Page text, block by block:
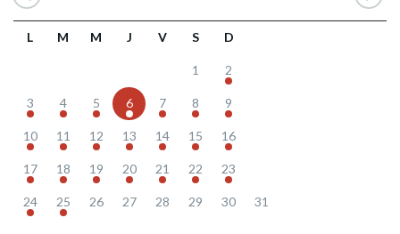
L M M J V S D
1 2
3 4 5 6 7 8 9
10 11 12 13 14 15 16
17 18 19 20 21 22 23
24 25 26 27 28 29 30 31